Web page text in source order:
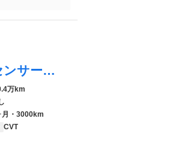
ムーヴ Ｇ ＳＤナビ バックカメラ 禁煙車 コーナーセンサー ＬＥＤヘッド ＥＴＣ 純正１４インチアルミ オートライト オートエアコン Ｂｌｕｅｔｏｏｔｈ ＣＤ ＤＶＤ再生 ＬＥＤフォグ
万km
月・3000km
CVT